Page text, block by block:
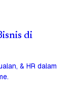
di
& HR dalam